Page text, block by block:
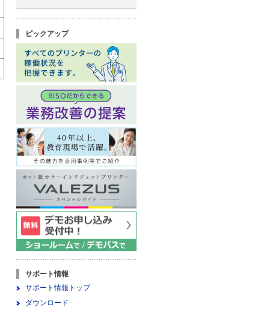
ピックアップ
サポート情報
サポート情報トップ
ダウンロード